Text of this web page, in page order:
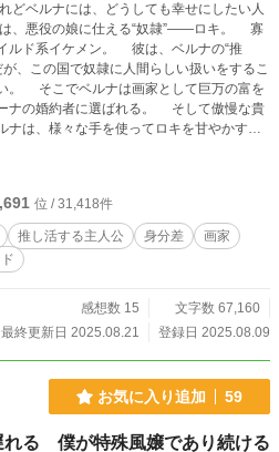
悪役の娘に仕える“奴隷”――ロキ。 寡
ルド系イケメン。 彼は、ベルナの“推
。 そこでベルナは画家として巨万の富を
ナの婚約者に選ばれる。 そして傲慢な貴
ナは、様々な手を使ってロキを甘やかすこ
きちんと摂っているの
様を守るためにも、食事は三食しっかり
たくさんおかわりしていいからね！ お土
ーナ様の護衛なら、伝
しておくべきだ」 （僕の手作りのお守り付
れば、それでいい。 ――推し一筋の
位 / 31,418件
推し活する主人公 身分差
画家
感想数 15
文字数 67,160
最終更新日 2025.08.21
登録日 2025.08.09
お気に入り追加 59
れる 僕が特殊風嬢であり続ける